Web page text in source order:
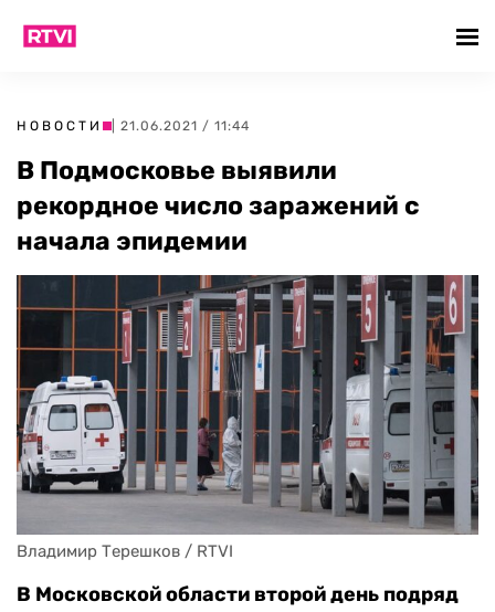
НОВОСТИ | 21.06.2021 / 11:44
В Подмосковье выявили
рекордное число заражений с
начала эпидемии
Владимир Терешков / RTVI
В Московской области второй день подряд